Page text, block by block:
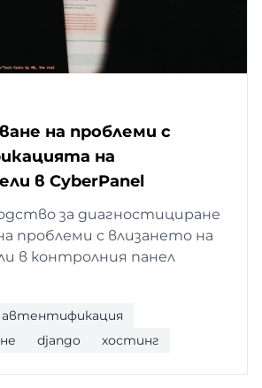
на проблеми с
на
в CyberPanel
за диагностициране
проблеми с влизането на
в контролния панел
автентификация
django хостинг